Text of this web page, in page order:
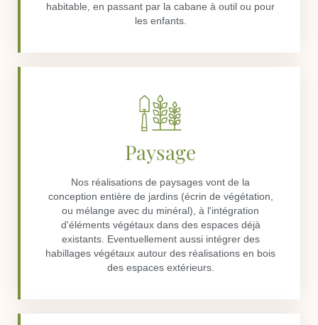
habitable, en passant par la cabane à outil ou pour
les enfants.
Paysage
Nos réalisations de paysages vont de la
conception entière de jardins (écrin de végétation,
ou mélange avec du minéral), à l'intégration
d'éléments végétaux dans des espaces déjà
existants. Eventuellement aussi intégrer des
habillages végétaux autour des réalisations en bois
des espaces extérieurs.